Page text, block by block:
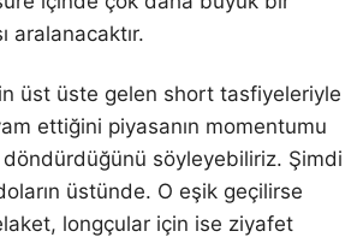
aralanacaktır.
üst üste gelen short tasfiyeleriyle
ettiğini piyasanın momentumu
döndürdüğünü söyleyebiliriz. Şimdi
üstünde. O eşik geçilirse
longçular için ise ziyafet